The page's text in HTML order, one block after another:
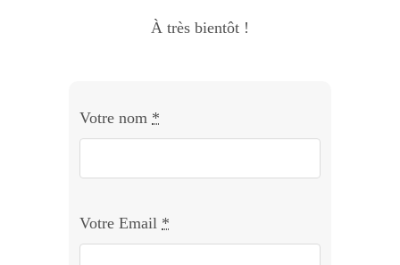
À très bientôt !
Votre nom *
Votre Email *